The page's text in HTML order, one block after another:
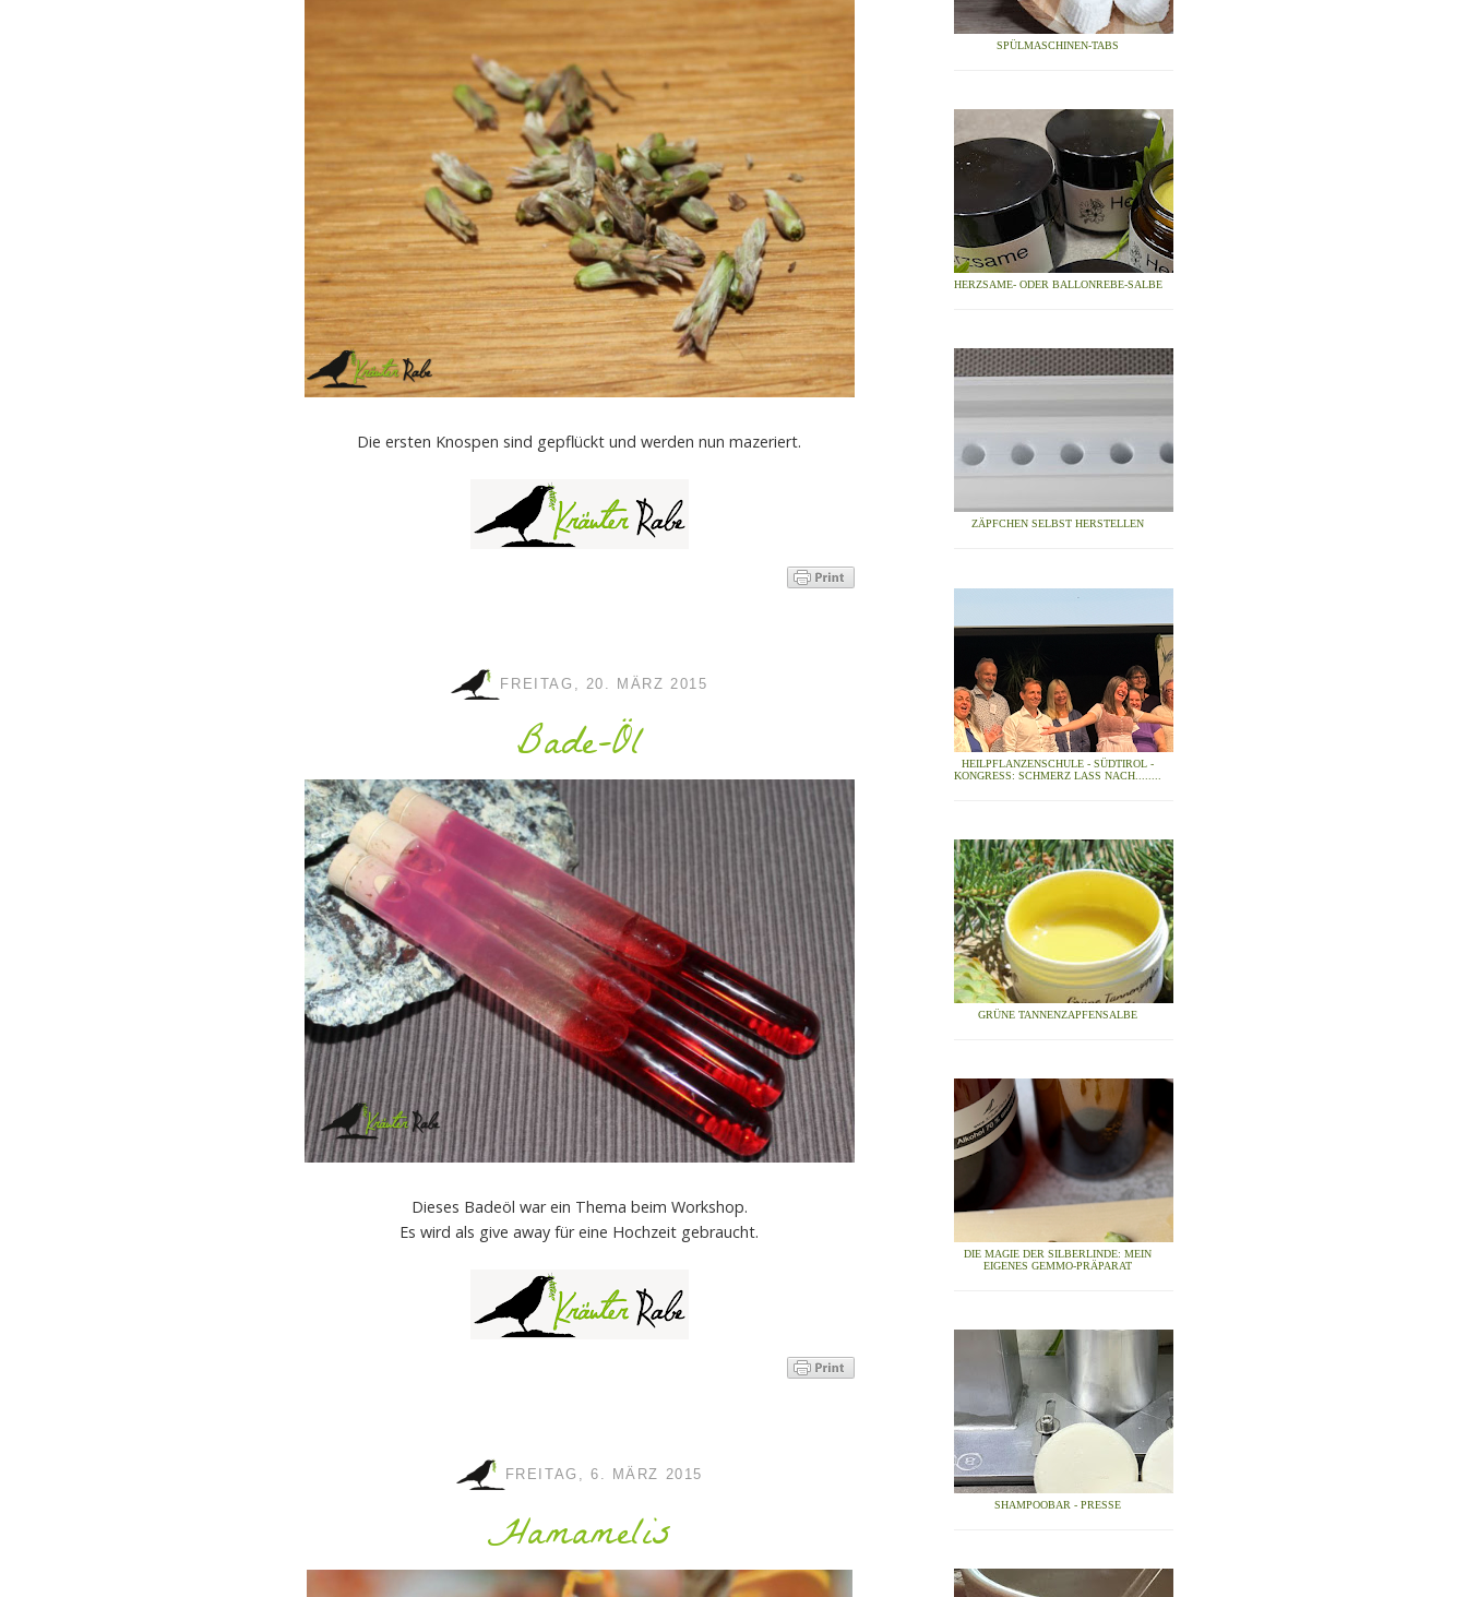
Die ersten Knospen sind gepflückt und werden nun mazeriert.
FREITAG, 20. MÄRZ 2015
Bade-Öl
Dieses Badeöl war ein Thema beim Workshop.
Es wird als give away für eine Hochzeit gebraucht.
FREITAG, 6. MÄRZ 2015
Hamamelis
SPÜLMASCHINEN-TABS
HERZSAME- ODER BALLONREBE-SALBE
ZÄPFCHEN SELBST HERSTELLEN
HEILPFLANZENSCHULE - SÜDTIROL -
KONGRESS: SCHMERZ LASS NACH........
GRÜNE TANNENZAPFENSALBE
DIE MAGIE DER SILBERLINDE: MEIN
EIGENES GEMMO-PRÄPARAT
SHAMPOOBAR - PRESSE